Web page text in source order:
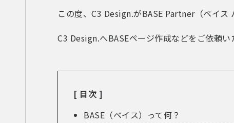
この度、C3 Design.がBASE Partner（ベイス
C3 Design.へBASEページ作成などをご依頼
[ 目次 ]
BASE（ベイス）って何？